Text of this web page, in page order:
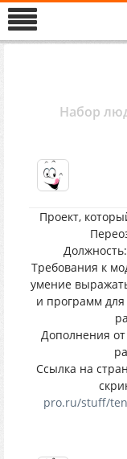
Набор
Проект,
Требования к
умение
и программ для
Дополнения от
Ссылка на
pro.ru/stuff/